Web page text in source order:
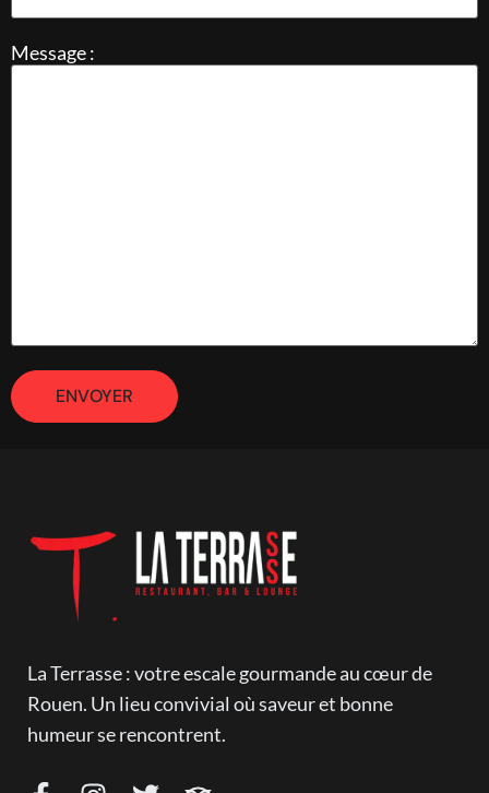
Message :
La Terrasse : votre escale gourmande au cœur de
Rouen. Un lieu convivial où saveur et bonne
humeur se rencontrent.